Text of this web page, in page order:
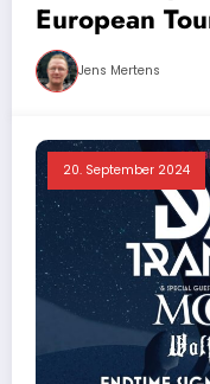
European
Jens Mertens
20. September 2024